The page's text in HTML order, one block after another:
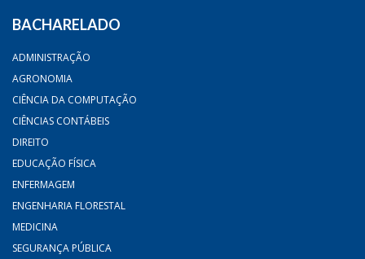
BACHARELADO
ADMINISTRAÇÃO
AGRONOMIA
CIÊNCIA DA COMPUTAÇÃO
CIÊNCIAS CONTÁBEIS
DIREITO
EDUCAÇÃO FÍSICA
ENFERMAGEM
ENGENHARIA FLORESTAL
MEDICINA
SEGURANÇA PÚBLICA